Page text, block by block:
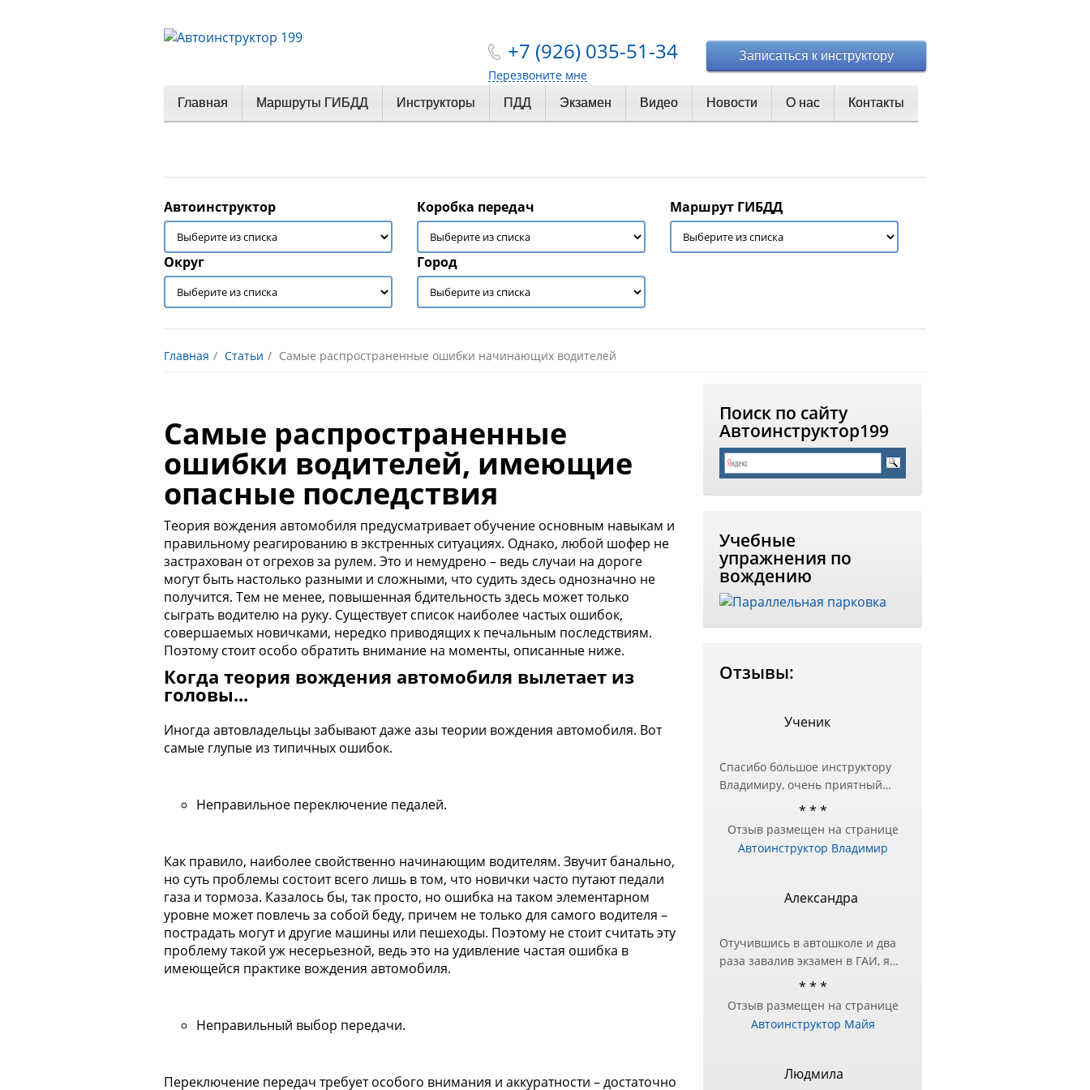
+7 (926) 035-51-34
Перезвоните мне
Записаться к инструктору
Главная Маршруты ГИБДД Инструкторы ПДД Экзамен Видео Новости О нас Контакты
Автоинструктор Коробка передач Маршрут ГИБДД
Округ Город
Главная Статьи Самые распространенные ошибки начинающих водителей
Самые распространенные
ошибки водителей, имеющие
опасные последствия
Теория вождения автомобиля предусматривает обучение основным навыкам и
правильному реагированию в экстренных ситуациях. Однако, любой шофер не
застрахован от огреховза рулем. Это и немудрено – ведь случаи на дороге
могут быть настолько разными и сложными, что судить здесь однозначно не
получится. Тем не менее, повышенная бдительность здесь может только
сыграть водителю на руку. Существует список наиболее частых ошибок,
совершаемых новичками, нередко приводящих к печальным последствиям.
Поэтому стоит особо обратить внимание на моменты, описанные ниже.
Когда теория вождения автомобиля вылетает из
головы...
Иногда автовладельцы забывают даже азы теории вождения автомобиля. Вот
самые глупые из типичных ошибок.
Неправильное переключение педалей.
Как правило, наиболее свойственно начинающим водителям. Звучит банально,
но суть проблемы состоит всего лишь в том, что новички часто путают педали
газа и тормоза. Казалось бы, так просто, но ошибка на таком элементарном
уровне может повлечь за собой беду, причем не только для самого водителя –
пострадать могут и другие машины или пешеходы. Поэтому не стоит считать эту
проблему такой уж несерьезной, ведь это на удивление частая ошибка в
имеющейся практике вождения автомобиля.
Неправильный выбор передачи.
Переключение передач требует особого внимания и аккуратности – достаточно
Поиск по сайту
Автоинструктор199
Учебные
упражнения по
вождению
Отзывы:
Ученик
Спасибо большое инструктору
Владимиру, очень приятный
человек и настоящий
другой автошколе, но перед
экзаменом в ГИБДД
подготовка — за практическими
занятиями и обратилась к
Нашел подход в подаче
информации и разъяснил все
ошибки, с которыми до этого
было трудно справиться!
Премного благодарна
* * *
Отзыв размещен на странице
Автоинструктор Владимир
Александра
Отучившись в автошколе и два
раза завалив экзамен в ГАИ, я
поняла, что нужно другое
Сестра посоветовала Майю в
качестве инструктора, чтобы
маршрут и упражнения.
Уже после первого занятия, я
* * *
Отзыв размещен на странице
Автоинструктор Майя
Людмила